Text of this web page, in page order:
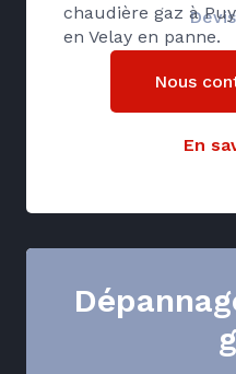
chaudière gaz à Puy
en Velay en panne.
Nous
En